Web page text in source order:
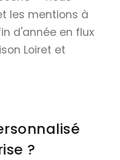
les mentions à
d'année en flux
Loiret et
?